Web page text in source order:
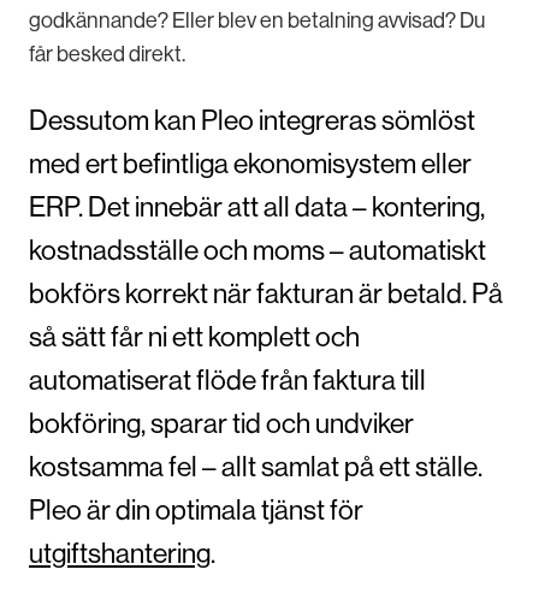
godkännande? Eller blev en betalning avvisad? Du
får besked direkt.
Dessutom kan Pleo integreras sömlöst
med ert befintliga ekonomisystem eller
ERP. Det innebär att all data – kontering,
kostnadsställe och moms – automatiskt
bokförs korrekt när fakturan är betald. På
så sätt får ni ett komplett och
automatiserat flöde från faktura till
bokföring, sparar tid och undviker
kostsamma fel – allt samlat på ett ställe.
Pleo är din optimala tjänst för
utgiftshantering.